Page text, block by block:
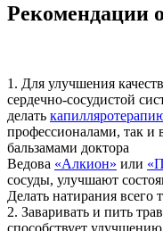
Рекомендации
1. Для улучшения
сердечно-сосудистой
делать
профессионалами, так
бальзамами доктора
Ведова «Алкион» или
сосуды, улучшают
Делать натирания всего
2. Заваривать и пить